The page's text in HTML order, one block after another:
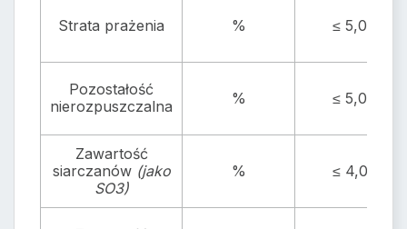
Strata prażenia % ≤ 5,0
Pozostałość
nierozpuszczalna
% ≤ 5,0
Zawartość
siarczanów(jako
SO3)
% ≤ 4,0